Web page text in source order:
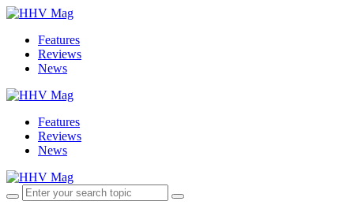
Features
Reviews
News
Features
Reviews
News